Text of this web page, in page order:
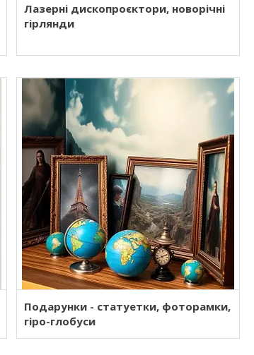
Лазерні дископроєктори, новорічні
гірлянди
Подарунки - статуетки, фоторамки,
гіро-глобуси